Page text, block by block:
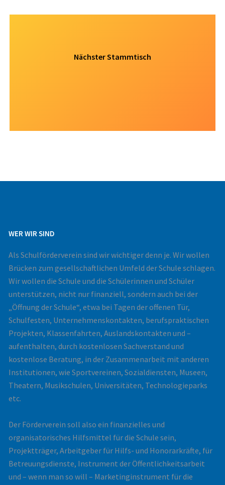
Nächster Stammtisch
WER WIR SIND
Als Schulförderverein sind wir wichtiger denn je. Wir wollen
Brücken zum gesellschaftlichen Umfeld der Schule schlagen.
Wir wollen die Schule und die Schülerinnen und Schüler
unterstützen, nicht nur finanziell, sondern auch bei der
„Öffnung der Schule“, etwa bei Tagen der offenen Tür,
Schulfesten, Unternehmenskontakten, berufspraktischen
Projekten, Klassenfahrten, Auslandskontakten und –
aufenthalten, durch kostenlosen Sachverstand und
kostenlose Beratung, in der Zusammenarbeit mit anderen
Institutionen, wie Sportvereinen, Sozialdiensten, Museen,
Theatern, Musikschulen, Universitäten, Technologieparks
etc.
Der Förderverein soll also ein finanzielles und
organisatorisches Hilfsmittel für die Schule sein,
Projektträger, Arbeitgeber für Hilfs- und Honorarkräfte, für
Betreuungsdienste, Instrument der Öffentlichkeitsarbeit
und – wenn man so will – Marketinginstrument für die